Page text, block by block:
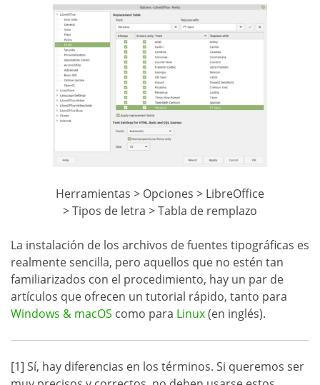
Herramientas > Opciones > LibreOffice
> Tipos de letra > Tabla de remplazo
La instalación de los archivos de fuentes tipográficas es
realmente sencilla, pero aquellos que no estén tan
familiarizados con el procedimiento, hay un par de
artículos que ofrecen un tutorial rápido, tanto para
Windows & macOS como para Linux(en inglés).
[1] Sí, hay diferencias en los términos. Si queremos ser